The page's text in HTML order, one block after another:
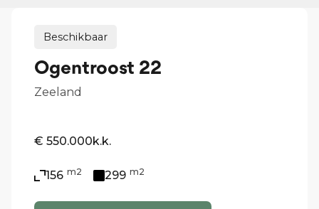
Beschikbaar
Ogentroost 22
Zeeland
€ 550.000k.k.
156 m2 299 m2